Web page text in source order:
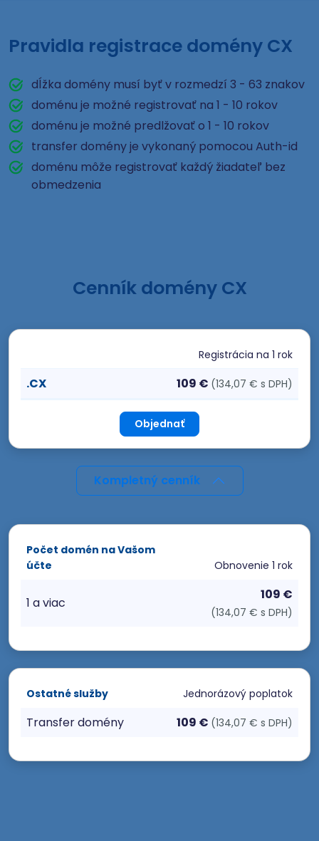
Pravidla registrace domény CX
dĺžka domény musí byť v rozmedzí 3 - 63 znakov
doménu je možné registrovať na 1 - 10 rokov
doménu je možné predlžovať o 1 - 10 rokov
transfer domény je vykonaný pomocou Auth-id
doménu môže registrovať každý žiadateľ bez
obmedzenia
Cenník domény CX
Registrácia na 1 rok
.CX 109 € (134,07 € s DPH)
Objednať
Kompletný cenník
Počet domén na Vašom
účte
Obnovenie 1 rok
1 a viac
109 €
(134,07 € s DPH)
Ostatné služby Jednorázový poplatok
Transfer domény 109 € (134,07 € s DPH)